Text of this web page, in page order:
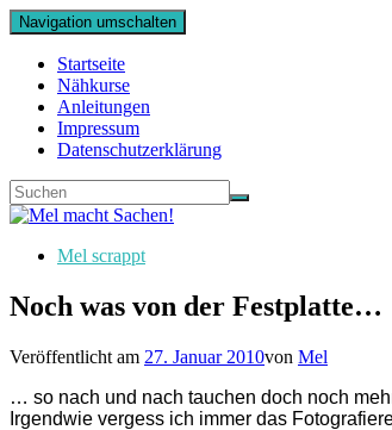
Navigation umschalten
Startseite
Nähkurse
Anleitungen
Impressum
Datenschutzerklärung
Mel scrappt
Noch was von der Festplatte…
Veröffentlicht am 27. Januar 2010von Mel
… so nach und nach tauchen doch noch
Irgendwie vergess ich immer das